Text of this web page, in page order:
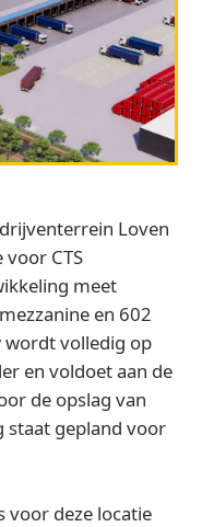
Loven
CTS
meet
en 602
volledig op
en voldoet aan de
de opslag van
staat gepland voor
voor deze locatie